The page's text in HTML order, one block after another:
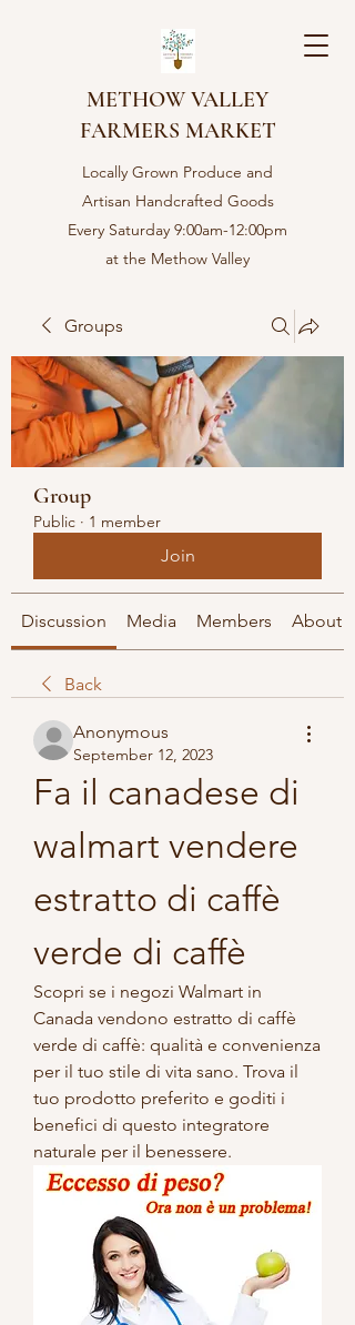
METHOW VALLEY
FARMERS MARKET
Locally Grown Produce and
Artisan Handcrafted Goods
Every Saturday 9:00am-12:00pm
at the Methow Valley
Groups
Group
Public · 1 member
Join
Discussion Media Members About
Back
Anonymous
September 12, 2023
Fa il canadese di
walmart vendere
estratto di caffè
verde di caffè
Scopri se i negozi Walmart in
Canada vendono estratto di caffè
verde di caffè: qualità e convenienza
per il tuo stile di vita sano. Trova il
tuo prodotto preferito e goditi i
benefici di questo integratore
naturale per il benessere.